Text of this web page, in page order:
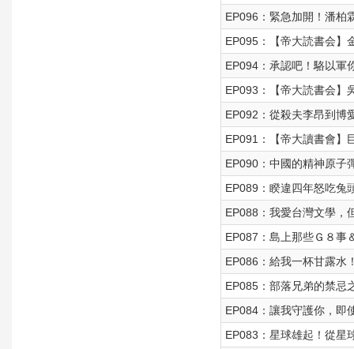
EP096：緊急加開！潘
EP095：【帝大読書会】
EP094：承認吧！駱以軍
EP093：【帝大読書会】
EP092：從殺夫李昂到博
EP091：【帝大讀書會】
EP090：中國的精神原
EP089：睽違四年怒吃
EP088：我愛台灣文學，
EP087：島上那些Ｇ８
EP086：給我一杯甘露水
EP085：部落兄弟的禁忌
EP084：讓我守護你，即
EP083：星球雄起！從星